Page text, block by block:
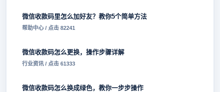
微信收款码里怎么加好友？教你5个简单方法
帮助中心 / 点击 82241
微信收款码怎么更换，操作步骤详解
行业资讯 / 点击 61333
微信收款码怎么换成绿色，教你一步步操作